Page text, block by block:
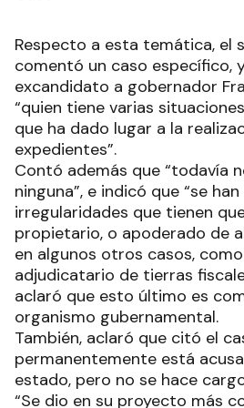
Respecto a esta temática, el
comentó un caso específico,
excandidato a gobernador
“quien tiene varias
que ha dado lugar a la
expedientes”.
Contó además que “todavía
ninguna”, e indicó que “se
irregularidades que tienen
propietario, o apoderado de
en algunos otros casos,
adjudicatario de tierras
aclaró que esto último es
organismo gubernamental.
También, aclaró que citó el
permanentemente está
estado, pero no se hace
“Se dio en su proyecto más